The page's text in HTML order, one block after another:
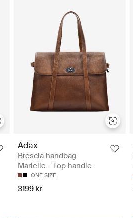
Adax
Brescia handbag
Marielle - Top handle
ONE SIZE
3199 kr